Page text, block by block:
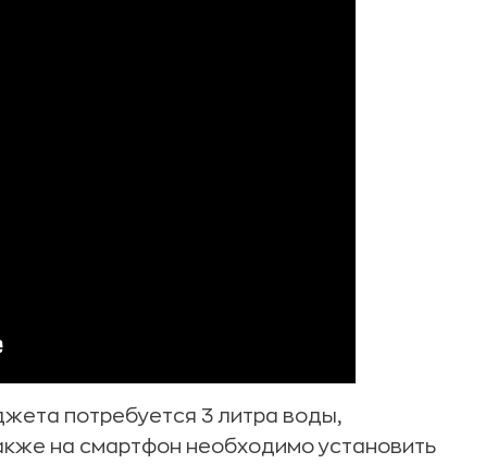
потребуется 3 литра воды,
на смартфон необходимо установить